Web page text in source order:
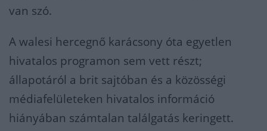
van szó.
A walesi hercegnő karácsony óta egyetlen
hivatalos programon sem vett részt;
állapotáról a brit sajtóban és a közösségi
médiafelületeken hivatalos információ
hiányában számtalan találgatás keringett.